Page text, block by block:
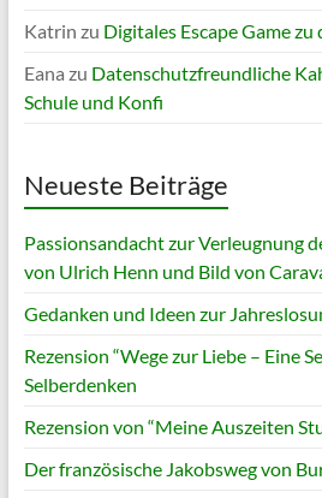
Katrin zu Digitales Escape Game zu
Eana zu Datenschutzfreundliche
Schule und Konfi
Neueste Beiträge
Passionsandacht zur Verleugnung
von Ulrich Henn und Bild von
Gedanken und Ideen zur
Rezension “Wege zur Liebe – Eine
Selberdenken
Rezension von “Meine Auszeiten
Der französische Jakobsweg von